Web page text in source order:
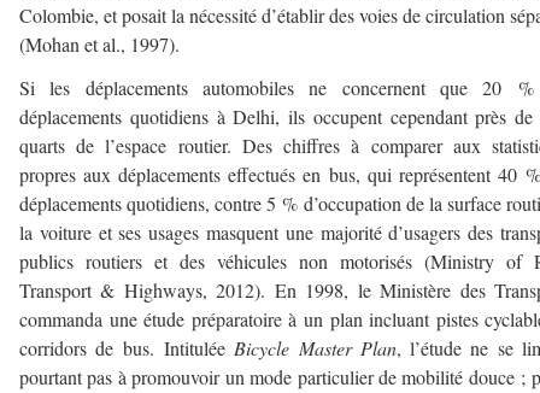
Colombie, et posait la nécessité d’établir des voies de circulation
(Mohan et al., 1997).
Si les déplacements automobiles ne concernent que 20
déplacements quotidiens à Delhi, ils occupent cependant près de
quarts de l’espace routier. Des chiffres à comparer aux
propres aux déplacements effectués en bus, qui représentent 40
déplacements quotidiens, contre 5 % d’occupation de la surface
la voiture et ses usages masquent une majorité d’usagers des
publics routiers et des véhicules non motorisés (Ministry of
Transport & Highways, 2012). En 1998, le Ministère des
commanda une étude préparatoire à un plan incluant pistes
corridors de bus. Intitulée Bicycle Master Plan, l’étude ne se
pourtant pas à promouvoir un mode particulier de mobilité douce ;